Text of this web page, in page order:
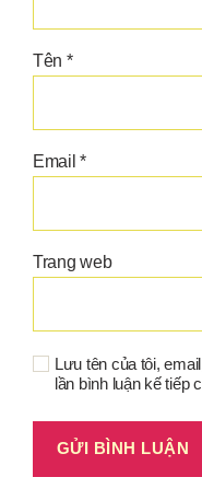
Tên *
Email*
Trang web
Lưu tên của tôi,
lần bình luận kế tiếp